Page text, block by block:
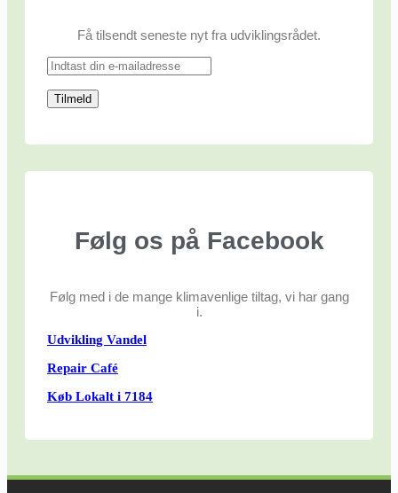
Få tilsendt seneste nyt fra udviklingsrådet.
Følg os på Facebook
Følg med i de mange klimavenlige tiltag, vi har gang
i.
Udvikling Vandel
Repair Café
Køb Lokalt i 7184